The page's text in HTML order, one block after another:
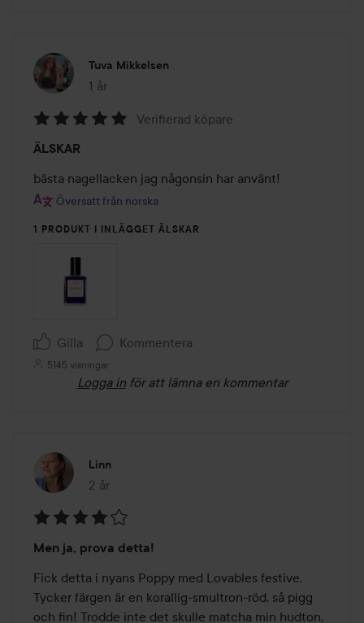
Tuva Mikkelsen
1 år
Inlägget skapades 1 år
5
av
5
Verifierad köpare
ÄLSKAR
bästa nagellacken jag någonsin har använt!
Översatt från norska
1 PRODUKT I INLÄGGET ÄLSKAR
Gilla Kommentera
5145 visningar
Logga in för att lämna en kommentar
Linn
2 år
Inlägget skapades 2 år
4
av
5
Men ja, prova detta!
Fick detta i nyans Poppy med Lovables festive.
Tycker färgen är en korallig-smultron-röd, så pigg
och fin! Trodde inte det skulle matcha min hudton,